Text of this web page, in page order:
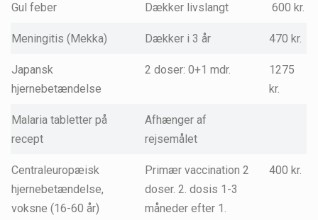
Gul feber Dækker livslangt 600 kr.
Meningitis (Mekka) Dækker i 3 år 470 kr.
Japansk
hjernebetændelse
2 doser: 0+1 mdr.
1275
kr.
Malaria tabletter på
recept
Afhænger af
rejsemålet
Centraleuropæisk
hjernebetændelse,
voksne (16-60 år)
Primær vaccination 2
doser. 2. dosis 1-3
måneder efter 1.
400 kr.